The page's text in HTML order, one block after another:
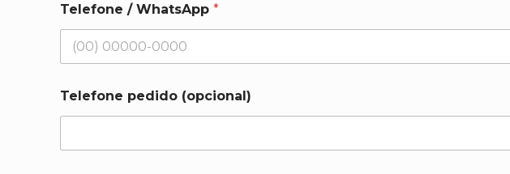
Telefone / WhatsApp *
Telefone pedido (opcional)